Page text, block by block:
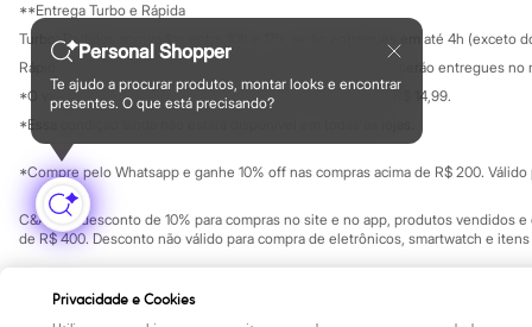
Cintas e Modeladores
Meias
Pijamas
Sutiãs e Tops
Moda praia
Maiôs
Saídas de praia
Personagens
Plus size
Blusas e Camisetas
Calças
Casacos e Jaquetas
Jeans
Personal Shopper
Te ajudo a procurar produtos, montar looks e encontrar
presentes. O que está precisando?
Formas de pagamento
**Entrega Turbo e Rápida
Turbo: Pedidos aprovados entre 10h e 17h, serão entregues em até 4h (exceto
Rápida: Pedidos com os pagamentos aprovados até as 10h, serão entregues
*O valor do frete para o turbo é R$ 24,99 e para a rápida é R$ 14,99.
*Essa condição ainda não estará disponível em todas as lojas.
*Compre pelo Whatsapp e ganhe 10% off nas compras acima de R$ 200.
C&A Pay: desconto de 10% para compras no site e no app, produtos vendidos
de R$ 400. Desconto não válido para compra de eletrônicos, smartwatch e
SP Cep: 06455-000 CNPJ 45.242.914/0001-05
Privacidade e Cookies